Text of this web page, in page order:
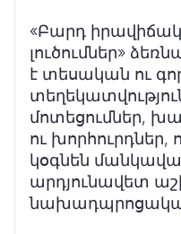
«Բարդ
լուծումներ»
է տեսական ու
մոտեցումներ,
ու խորհուրդներ,
կօգնեն
արդյունավետ